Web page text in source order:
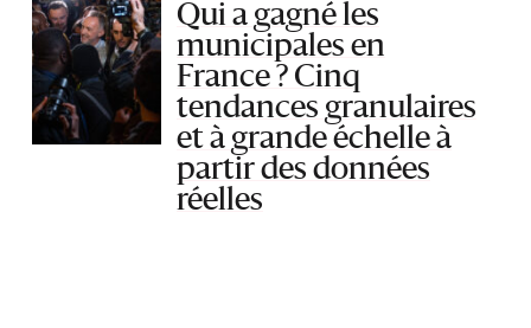
Qui a gagné les
municipales en
France ? Cinq
tendances granulaires
et à grande échelle à
partir des données
réelles